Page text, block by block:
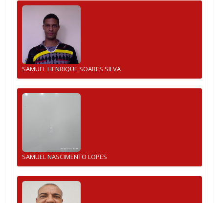
SAMUEL HENRIQUE SOARES SILVA
SAMUEL NASCIMENTO LOPES